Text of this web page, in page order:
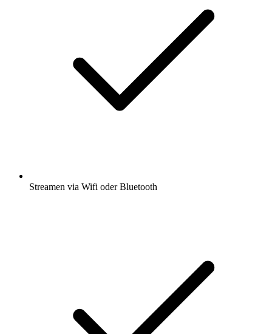
Streamen via Wifi oder Bluetooth